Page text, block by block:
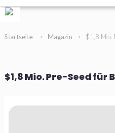
Startseite > Magazin > $1,8 Mio.
$1,8 Mio. Pre-Seed für